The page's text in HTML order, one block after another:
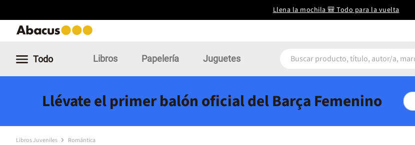
Llena la mochila 🎒 Todo para la vuelta
Todo Libros Papelería Juguetes
Llévate el primer balón oficial del Barça Femenino
Libros Juveniles Romántica